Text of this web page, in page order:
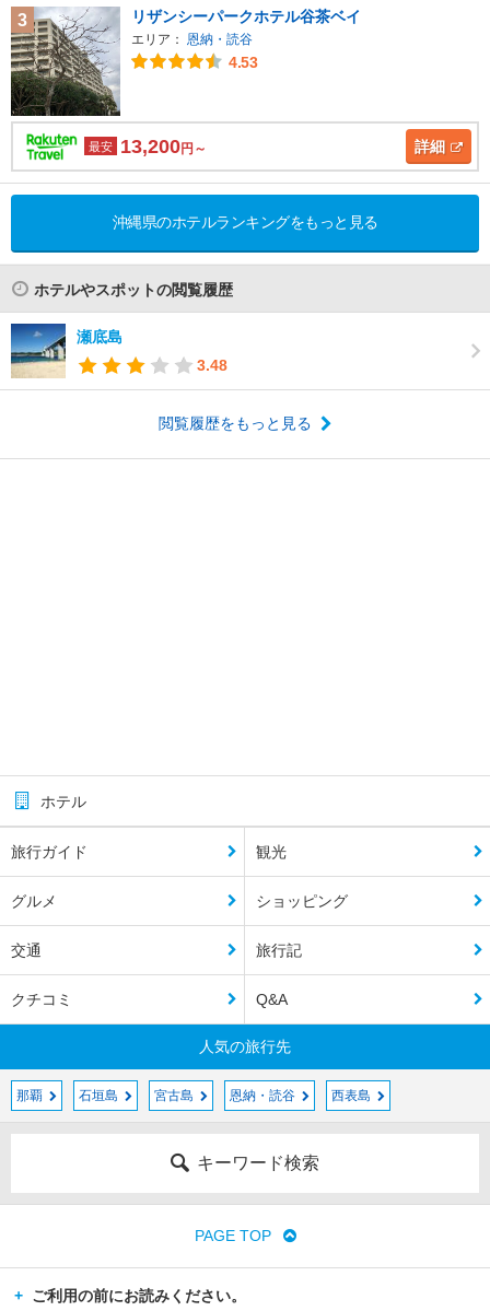
3 リザンシーパークホテル谷茶ベイ
エリア： 恩納・読谷
4.53
最安 13,200円～ 詳細
沖縄県のホテルランキングをもっと見る
ホテルやスポットの閲覧履歴
瀬底島
3.48
閲覧履歴をもっと見る
ホテル
旅行ガイド 観光
グルメ ショッピング
交通 旅行記
クチコミ Q&A
人気の旅行先
那覇 石垣島 宮古島 恩納・読谷 西表島
キーワード検索
PAGE TOP
ご利用の前にお読みください。